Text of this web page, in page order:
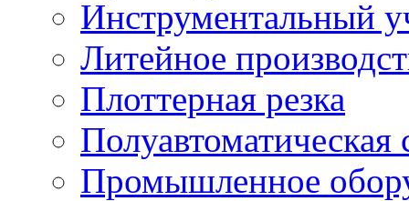
Инструментальный
Литейное
Плоттерная резка
Полуавтоматическая
Промышленное